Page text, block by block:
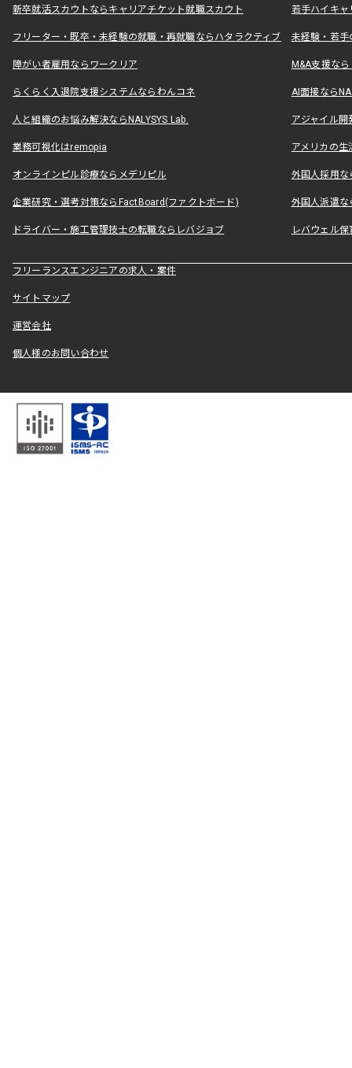
新卒就活スカウトならキャリアチケット就職スカウト 若手ハイキ
フリーター・既卒・未経験の就職・再就職ならハタラクティブ 未経験・若手
障がい者雇用ならワークリア M&A支援な
らくらく入退院支援システムならわんコネ AI面接なら
人と組織のお悩み解決ならNALYSYS Lab. アジャイル
業務可視化はremopia アメリカの
オンラインピル診療ならメデリピル 外国人採用
企業研究・選考対策ならFactBoard(ファクトボード) 外国人派遣な
ドライバー・施工管理技士の転職ならレバジョブ レバウェル
フリーランスエンジニアの求人・案件
サイトマップ
運営会社
個人様のお問い合わせ